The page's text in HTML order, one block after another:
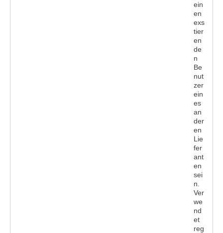
ein
en
exs
tier
en
de
n
Be
nut
zer
ein
es
an
der
en
Lie
fer
ant
en
sei
n.
Ver
we
nd
et
reg